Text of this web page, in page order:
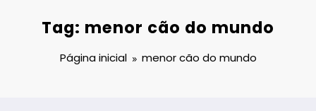
Tag: menor cão do mundo
Página inicial menor cão do mundo